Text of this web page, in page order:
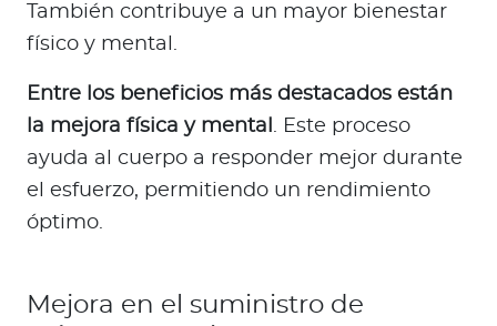
También contribuye a un mayor bienestar
físico y mental.
Entre los beneficios más destacados están
la mejora física y mental . Este proceso
ayuda al cuerpo a responder mejor durante
el esfuerzo, permitiendo un rendimiento
óptimo.
Mejora en el suministro de